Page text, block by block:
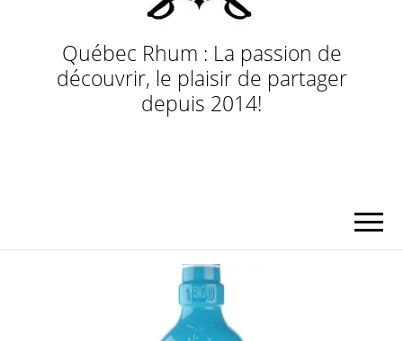
Québec Rhum : La passion de
découvrir, le plaisir de partager
depuis 2014!